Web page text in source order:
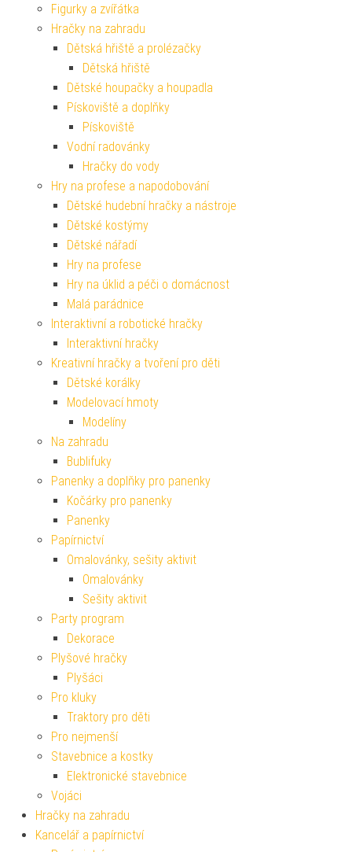
Figurky a zvířátka
Hračky na zahradu
Dětská hřiště a prolézačky
Dětská hřiště
Dětské houpačky a houpadla
Pískoviště a doplňky
Pískoviště
Vodní radovánky
Hračky do vody
Hry na profese a napodobování
Dětské hudební hračky a nástroje
Dětské kostýmy
Dětské nářadí
Hry na profese
Hry na úklid a péči o domácnost
Malá parádnice
Interaktivní a robotické hračky
Interaktivní hračky
Kreativní hračky a tvoření pro děti
Dětské korálky
Modelovací hmoty
Modelíny
Na zahradu
Bublifuky
Panenky a doplňky pro panenky
Kočárky pro panenky
Panenky
Papírnictví
Omalovánky, sešity aktivit
Omalovánky
Sešity aktivit
Party program
Dekorace
Plyšové hračky
Plyšáci
Pro kluky
Traktory pro děti
Pro nejmenší
Stavebnice a kostky
Elektronické stavebnice
Vojáci
Hračky na zahradu
Kancelář a papírnictví